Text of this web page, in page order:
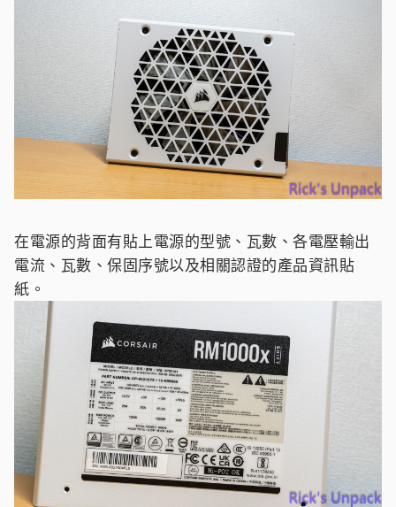
在電源的背面有貼上電源的型號、瓦數、各電壓輸出
電流、瓦數、保固序號以及相關認證的產品資訊貼
紙。